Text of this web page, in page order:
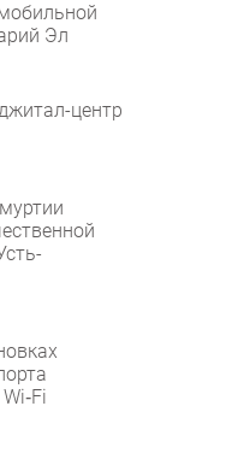
Эл
центр